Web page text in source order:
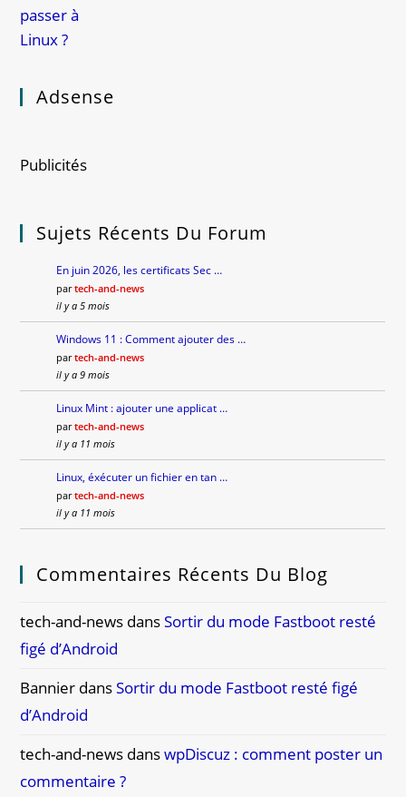
Adsense
Publicités
Sujets Récents Du Forum
En juin 2026, les certificats Sec …
partech-and-news
il y a 5 mois
Windows 11 : Comment ajouter des …
partech-and-news
il y a 9 mois
Linux Mint : ajouter une applicat …
partech-and-news
il y a 11 mois
Linux, éxécuter un fichier en tan …
partech-and-news
il y a 11 mois
Commentaires Récents Du Blog
tech-and-news dansSortir du mode Fastboot resté
figé d’Android
Bannier dansSortir du mode Fastboot resté figé
d’Android
tech-and-news danswpDiscuz : comment poster un
commentaire ?